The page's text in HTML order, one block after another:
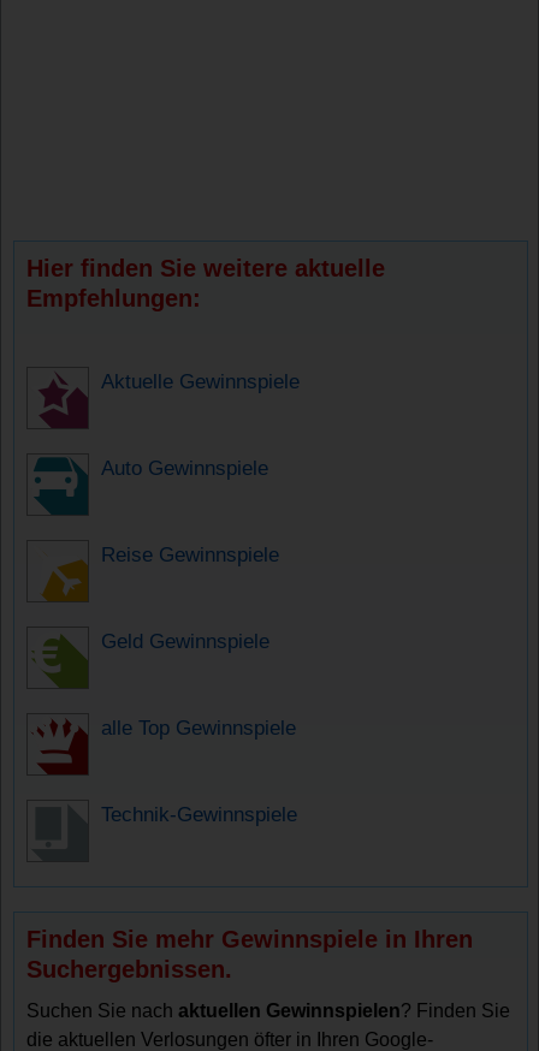
Hier finden Sie weitere aktuelle
Empfehlungen:
Aktuelle Gewinnspiele
Auto Gewinnspiele
Reise Gewinnspiele
Geld Gewinnspiele
alle Top Gewinnspiele
Technik-Gewinnspiele
Finden Sie mehr Gewinnspiele in Ihren
Suchergebnissen.
Suchen Sie nachaktuellen Gewinnspielen? Finden Sie
die aktuellen Verlosungen öfter in Ihren Google-